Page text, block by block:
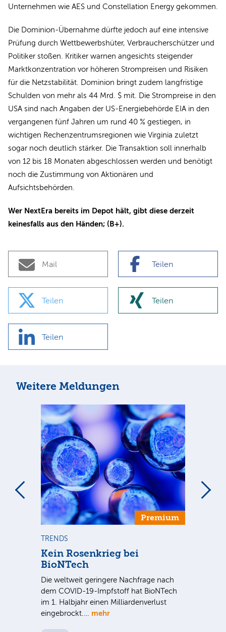
Unternehmen wie AES und Constellation Energy gekommen.
Die Dominion-Übernahme dürfte jedoch auf eine intensive
Prüfung durch Wettbewerbshüter, Verbraucherschützer und
Politiker stoßen. Kritiker warnen angesichts steigender
Marktkonzentration vor höheren Strompreisen und Risiken
für die Netzstabilität. Dominion bringt zudem langfristige
Schulden von mehr als 44 Mrd. $ mit. Die Strompreise in den
USA sind nach Angaben der US-Energiebehörde EIA in den
vergangenen fünf Jahren um rund 40 % gestiegen, in
wichtigen Rechenzentrumsregionen wie Virginia zuletzt
sogar noch deutlich stärker. Die Transaktion soll innerhalb
von 12 bis 18 Monaten abgeschlossen werden und benötigt
noch die Zustimmung von Aktionären und
Aufsichtsbehörden.
Wer NextEra bereits im Depot hält, gibt diese derzeit
keinesfalls aus den Händen; (B+).
Mail Teilen
Teilen Teilen
Teilen
Weitere Meldungen
Premium
TRENDS
Kein Rosenkrieg bei
BioNTech
Die weltweit geringere Nachfrage nach
dem COVID-19-Impfstoff hat BioNTech
im 1. Halbjahr einen Milliardenverlust
eingebrockt.… mehr